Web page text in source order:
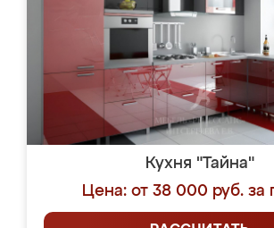
Кухня "Тайна"
Цена: от 38 000 руб. за